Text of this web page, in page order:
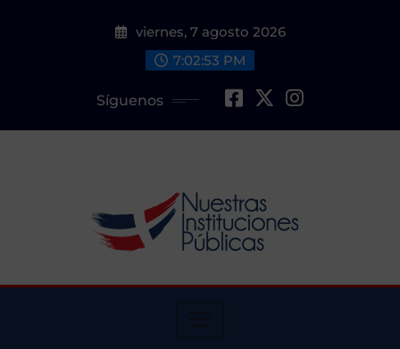
viernes, 7 agosto 2026
7:02:54 PM
Síguenos